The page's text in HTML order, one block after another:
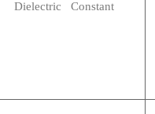
Dielectric Constant